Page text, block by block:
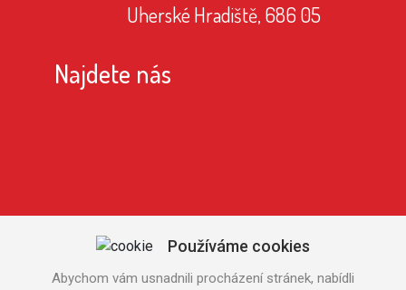
Uherské Hradiště, 686 05
Najdete nás
Používáme cookies
Abychom vám usnadnili procházení stránek, nabídli